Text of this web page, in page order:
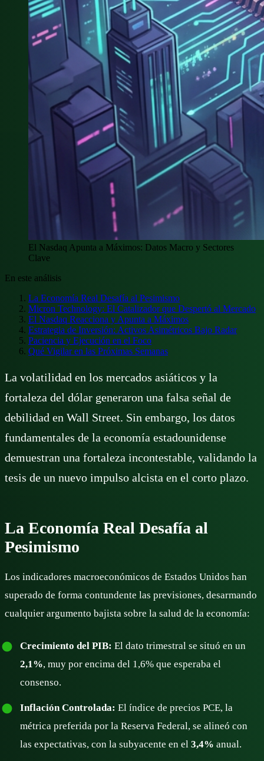
El Nasdaq Apunta a Máximos: Datos Macro y Sectores
Clave
En este análisis
La Economía Real Desafía al Pesimismo
Micron Technology: El Catalizador que Despertó al Mercado
El Nasdaq Reacciona y Apunta a Máximos
Estrategia de Inversión: Activos Asimétricos Bajo Radar
Paciencia y Ejecución en el Foco
Qué Vigilar en las Próximas Semanas
La volatilidad en los mercados asiáticos y la
fortaleza del dólar generaron una falsa señal de
debilidad en Wall Street. Sin embargo, los datos
fundamentales de la economía estadounidense
demuestran una fortaleza incontestable, validando la
tesis de un nuevo impulso alcista en el corto plazo.
La Economía Real Desafía al
Pesimismo
Los indicadores macroeconómicos de Estados Unidos han
superado de forma contundente las previsiones, desarmando
cualquier argumento bajista sobre la salud de la economía:
Crecimiento del PIB: El dato trimestral se situó en un
2,1%, muy por encima del 1,6% que esperaba el
consenso.
Inflación Controlada: El índice de precios PCE, la
métrica preferida por la Reserva Federal, se alineó con
las expectativas, con la subyacente en el 3,4% anual.